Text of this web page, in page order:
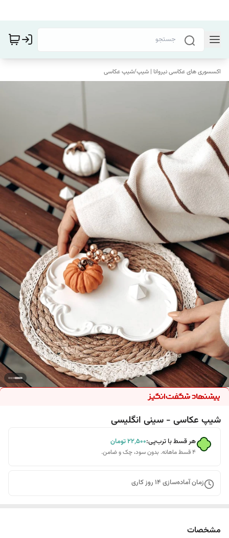
اکسسوری های عکاسی نیروانا | شیپ/شیپ عکاسی
شیپ عکاسی - سینی انگلیسی
هر قسط با ترب‌پی:۲۲٬۵۰۰تومان
۴ قسط ماهانه. بدون سود، چک و ضامن.
زمان آماده‌سازی 14 روز کاری
مشخصات